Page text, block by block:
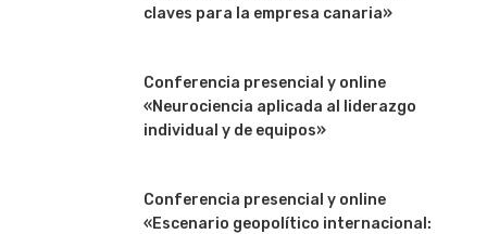
claves para la empresa canaria»
Conferencia presencial y online
«Neurociencia aplicada al liderazgo
individual y de equipos»
Conferencia presencial y online
«Escenario geopolítico internacional: